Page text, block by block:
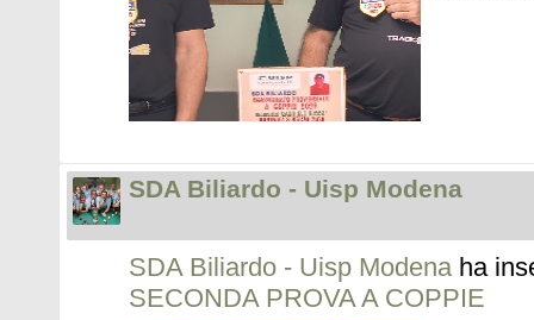
SDA Biliardo - Uisp Modena
SDA Biliardo - Uisp Modenaha
SECONDA PROVA A COPPIE